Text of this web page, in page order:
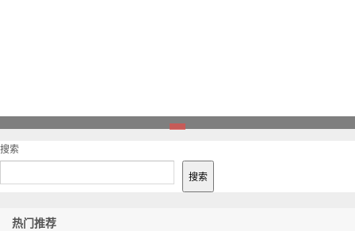
搜索
搜索
热门推荐